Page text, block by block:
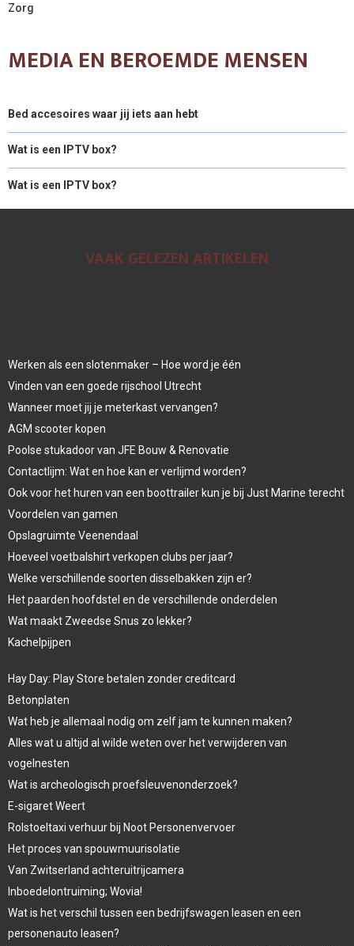
Zorg
MEDIA EN BEROEMDE MENSEN
Bed accesoires waar jij iets aan hebt
Wat is een IPTV box?
Wat is een IPTV box?
VAAK GELEZEN ARTIKELEN
Werken als een slotenmaker – Hoe word je één
Vinden van een goede rijschool Utrecht
Wanneer moet jij je meterkast vervangen?
AGM scooter kopen
Poolse stukadoor van JFE Bouw & Renovatie
Contactlijm: Wat en hoe kan er verlijmd worden?
Ook voor het huren van een boottrailer kun je bij Just Marine terecht
Voordelen van gamen
Opslagruimte Veenendaal
Hoeveel voetbalshirt verkopen clubs per jaar?
Welke verschillende soorten disselbakken zijn er?
Het paarden hoofdstel en de verschillende onderdelen
Wat maakt Zweedse Snus zo lekker?
Kachelpijpen
Hay Day: Play Store betalen zonder creditcard
Betonplaten
Wat heb je allemaal nodig om zelf jam te kunnen maken?
Alles wat u altijd al wilde weten over het verwijderen van
vogelnesten
Wat is archeologisch proefsleuvenonderzoek?
E-sigaret Weert
Rolstoeltaxi verhuur bij Noot Personenvervoer
Het proces van spouwmuurisolatie
Van Zwitserland achteruitrijcamera
Inboedelontruiming; Wovia!
Wat is het verschil tussen een bedrijfswagen leasen en een
personenauto leasen?